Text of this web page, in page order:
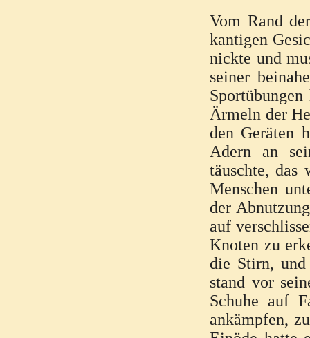
Vom Rand
kantigen
nickte und
seiner
Ärmeln der
den Geräten
Adern an
täuschte, das
Menschen
der
auf
Knoten zu
die Stirn, und
stand vor
Schuhe auf
ankämpfen,